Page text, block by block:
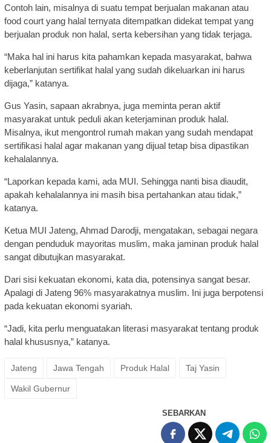
Contoh lain, misalnya di suatu tempat berjualan makanan atau
food court yang halal ternyata ditempatkan didekat tempat yang
berjualan produk non halal, serta kebersihan yang tidak terjaga.
“Maka hal ini harus kita pahamkan kepada masyarakat, bahwa
keberlanjutan sertifikat halal yang sudah dikeluarkan ini harus
dijaga,” katanya.
Gus Yasin, sapaan akrabnya, juga meminta peran aktif
masyarakat untuk peduli akan keterjaminan produk halal.
Misalnya, ikut mengontrol rumah makan yang sudah mendapat
sertifikasi halal agar makanan yang dijual tetap bisa dipastikan
kehalalannya.
“Laporkan kepada kami, ada MUI. Sehingga nanti bisa diaudit,
apakah kehalalannya ini masih bisa pertahankan atau tidak,”
katanya.
Ketua MUI Jateng, Ahmad Darodji, mengatakan, sebagai negara
dengan penduduk mayoritas muslim, maka jaminan produk halal
sangat dibutujkan masyarakat.
Dari sisi kekuatan ekonomi, kata dia, potensinya sangat besar.
Apalagi di Jateng 96% masyarakatnya muslim. Ini juga berpotensi
pada kekuatan ekonomi syariah.
“Jadi, kita perlu menguatakan literasi masyarakat tentang produk
halal khususnya,” katanya.
Jateng Jawa Tengah Produk Halal Taj Yasin
Wakil Gubernur
SEBARKAN